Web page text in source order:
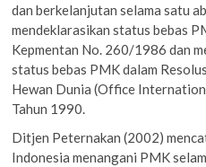
dan berkelanjutan selama satu
mendeklarasikan status bebas
Kepmentan No. 260/1986 dan
status bebas PMK dalam
Hewan Dunia (Office
Tahun 1990.
Ditjen Peternakan (2002)
Indonesia menangani PMK